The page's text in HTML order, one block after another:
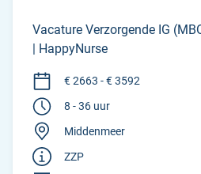
Vacature Verzorgende IG
| HappyNurse
€ 2663 - € 3592
8 - 36 uur
Middenmeer
ZZP